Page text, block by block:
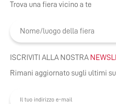
Trova una fiera vicino a te
ISCRIVITI ALLA NOSTRA
Rimani aggiornato sugli ultimi